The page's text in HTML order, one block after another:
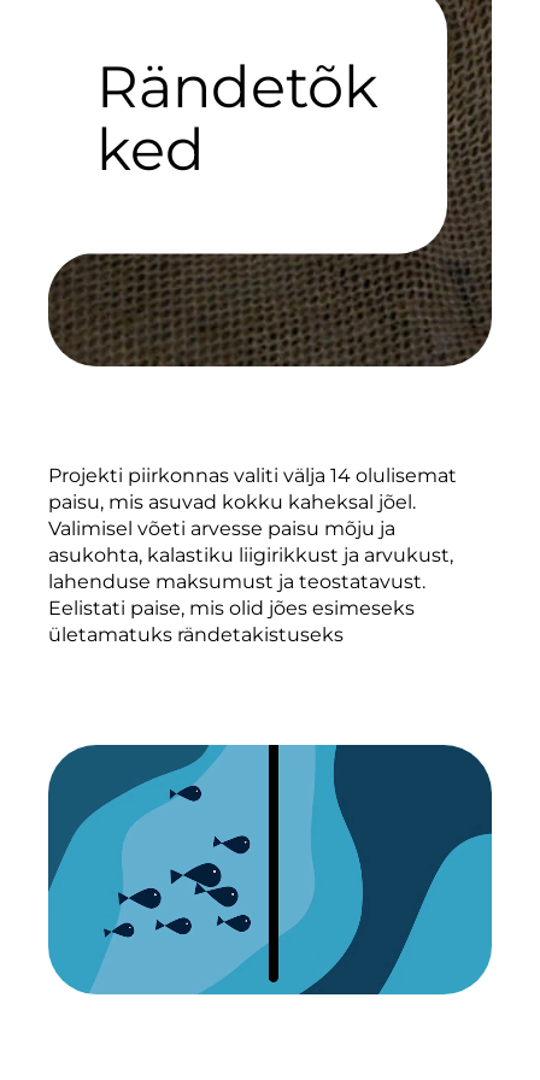
Rändetõk
ked
Projekti piirkonnas valiti välja 14 olulisemat
paisu, mis asuvad kokku kaheksal jõel.
Valimisel võeti arvesse paisu mõju ja
asukohta, kalastiku liigirikkust ja arvukust,
lahenduse maksumust ja teostatavust.
Eelistati paise, mis olid jões esimeseks
ületamatuks rändetakistuseks